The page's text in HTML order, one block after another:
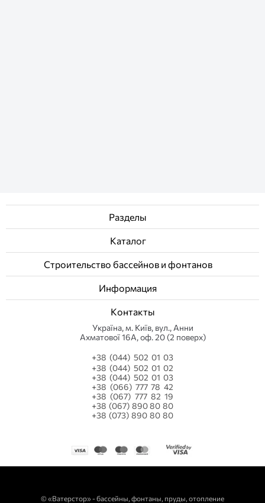
Разделы
Каталог
Строительство бассейнов и фонтанов
Информация
Контакты
Українa, м. Київ, вул., Анни
Ахматової 16А, оф. 20 (2 поверх)
+38 (044) 502 01 03
+38 (044) 502 01 02
+38 (044) 502 01 03
+38 (066) 777 78 42
+38 (067) 777 82 19
+38 (067) 890 80 80
+38 (073) 890 80 80
©«Ватерстор» - бассейны, фонтаны, пруды, отопление